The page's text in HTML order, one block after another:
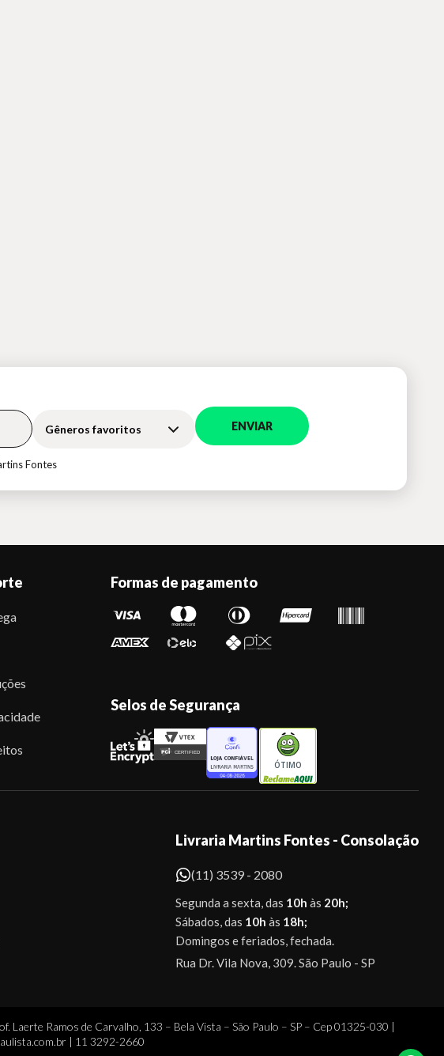
Gêneros favoritos ENVIAR
Fontes
Formas de pagamento
Selos de Segurança
ÓTIMO
Livraria Martins Fontes - Consolação
(11) 3539 - 2080
Segunda a sexta, das 10h às 20h;
Sábados, das 10h às 18h;
Domingos e feriados, fechada.
Rua Dr. Vila Nova, 309. São Paulo - SP
Ramos de Carvalho, 133 – Bela Vista – São Paulo – SP – Cep 01325-030 |
| 11 3292-2660